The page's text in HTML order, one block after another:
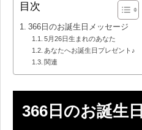
目次
366日のお誕生日メッセージ
5月26日生まれのあなた
あなたへお誕生日プレゼント♪
関連
366日のお誕生